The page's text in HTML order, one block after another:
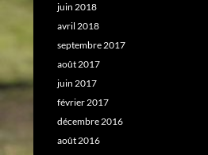
juin 2018
avril 2018
septembre 2017
août 2017
juin 2017
février 2017
décembre 2016
août 2016